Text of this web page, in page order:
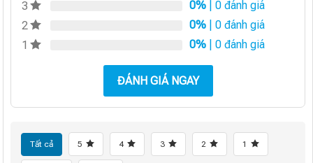
3
0% | 0 đánh giá
2
0% | 0 đánh giá
1
0% | 0 đánh giá
ĐÁNH GIÁ NGAY
Tất cả 5 4 3 2 1